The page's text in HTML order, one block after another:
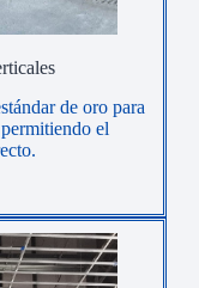
de oro para
el